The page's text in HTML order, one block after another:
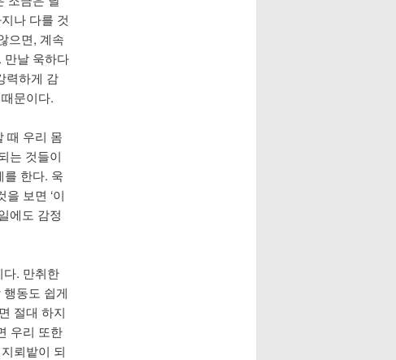
나 다를 것
으면, 계속
만날 욱하다
력하게 감
문이다.
때 우리 몸
는 것들이
를 한다. 욱
보면 ‘이
에도 감정
다. 만취한
동도 쉽게
절대 하지
우리 또한
뢰밭이 되